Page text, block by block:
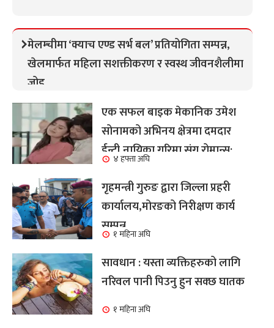
मेलम्चीमा ‘क्याच एण्ड सर्भ बल’ प्रतियोगिता सम्पन्न,
खेलमार्फत महिला सशक्तीकरण र स्वस्थ जीवनशैलीमा
जोड
एक सफल बाइक मेकानिक उमेश
सोनामको अभिनय क्षेत्रमा दमदार
ईन्ट्री,नायिका गरिमा संग रोमान्स:
हेर्नुहोस भिडियो ।
४ हफ्ता अघि
गृहमन्त्री गुरुङ द्वारा जिल्ला प्रहरी
कार्यालय,मोरङको निरीक्षण कार्य
सम्पन्न१ महिना अघि
सावधान : यस्ता व्यक्तिहरुको लागि
नरिवल पानी पिउनु हुन सक्छ घातक
१ महिना अघि